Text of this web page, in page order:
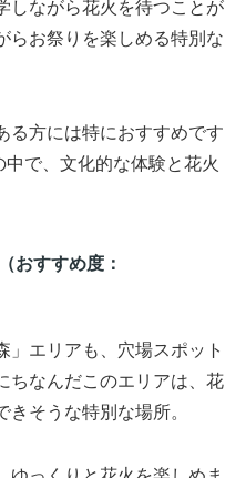
しながら花火を待つことが
らお祭りを楽しめる特別な
る方には特におすすめです
で、文化的な体験と花火
おすすめ度：
」エリアも、穴場スポット
ちなんだこのエリアは、花
そうな特別な場所。